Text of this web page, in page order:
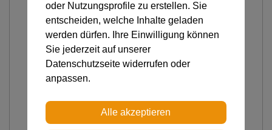
oder Nutzungsprofile zu erstellen. Sie
entscheiden, welche Inhalte geladen
werden dürfen. Ihre Einwilligung können
Sie jederzeit auf unserer
Datenschutzseite widerrufen oder
anpassen.